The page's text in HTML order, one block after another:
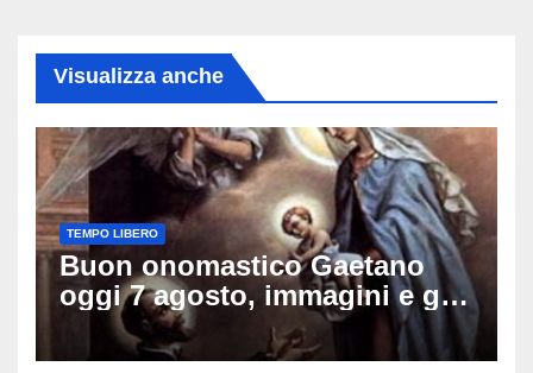
Visualizza anche
TEMPO LIBERO
Buon onomastico Gaetano
oggi 7 agosto, immagini e gif
di auguri da condividere sui
social